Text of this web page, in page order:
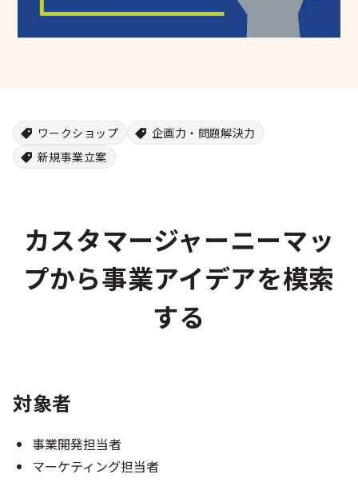
ワークショップ
企画力・問題解決力
新規事業立案
カスタマージャーニーマッ
プから事業アイデアを模索
する​
対象者
事業開発担当者
マーケティング担当者